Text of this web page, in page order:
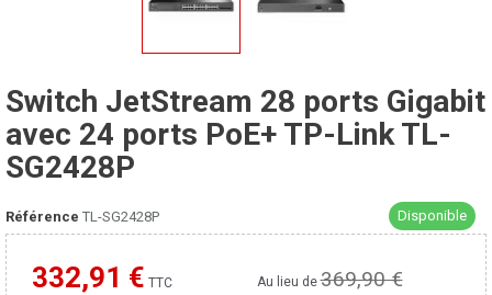
Switch JetStream 28 ports Gigabit
avec 24 ports PoE+ TP-Link TL-
SG2428P
Référence TL-SG2428P Disponible
332,91 € TTC
Moins cher ailleurs ? Au lieu de369,90 €